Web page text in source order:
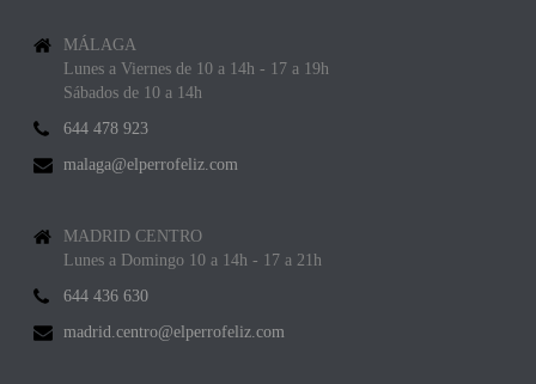
MÁLAGA
Lunes a Viernes de 10 a 14h - 17 a 19h
Sábados de 10 a 14h
644 478 923
malaga@elperrofeliz.com
MADRID CENTRO
Lunes a Domingo 10 a 14h - 17 a 21h
644 436 630
madrid.centro@elperrofeliz.com